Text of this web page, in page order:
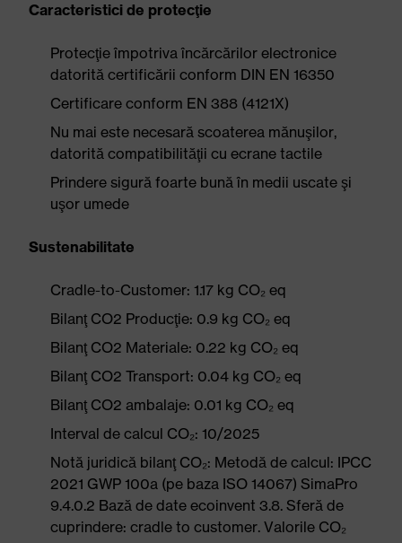
Caracteristici de protecţie
Protecţie împotriva încărcărilor electronice
datorită certificării conform DIN EN 16350
Certificare conform EN 388 (4121X)
Nu mai este necesară scoaterea mănuşilor,
datorită compatibilităţii cu ecrane tactile
Prindere sigură foarte bună în medii uscate şi
uşor umede
Sustenabilitate
Cradle-to-Customer: 1.17 kg CO₂ eq
Bilanţ CO2 Producţie: 0.9 kg CO₂ eq
Bilanţ CO2 Materiale: 0.22 kg CO₂ eq
Bilanţ CO2 Transport: 0.04 kg CO₂ eq
Bilanţ CO2 ambalaje: 0.01 kg CO₂ eq
Interval de calcul CO₂: 10/2025
Notă juridică bilanţ CO₂: Metodă de calcul: IPCC
2021 GWP 100a (pe baza ISO 14067) SimaPro
9.4.0.2 Bază de date ecoinvent 3.8. Sferă de
cuprindere: cradle to customer. Valorile CO₂